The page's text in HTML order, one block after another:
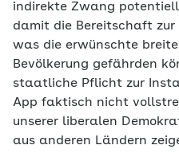
indirekte Zwang
damit die Bereitschaft
was die erwünschte
Bevölkerung gefährden
staatliche Pflicht zur
App faktisch nicht
unserer liberalen
aus anderen Ländern